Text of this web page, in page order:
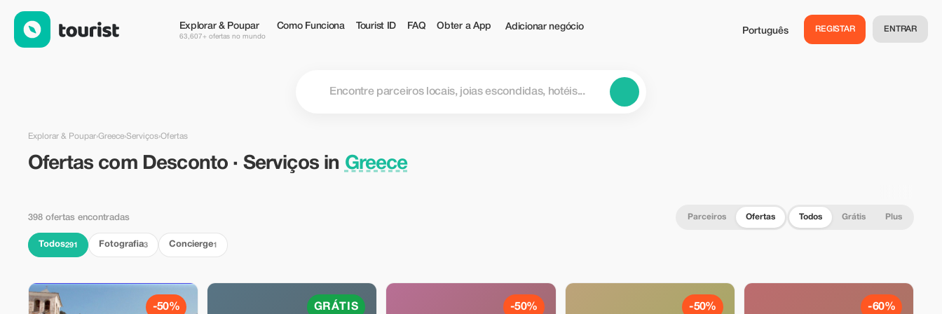
Explorar & Poupar
63,607+ ofertas no mundo
Como Funciona Tourist ID FAQ Obter a App Adicionar negócio Português REGISTAR ENTRAR
Explorar & Poupar›Greece›Serviços›Ofertas
Ofertas com Desconto · Serviços in Greece
398 ofertas encontradas Parceiros Ofertas Todos Grátis Plus
Todos291 Fotografia3 Concierge1
-50% GRÁTIS -50% -50% -60%